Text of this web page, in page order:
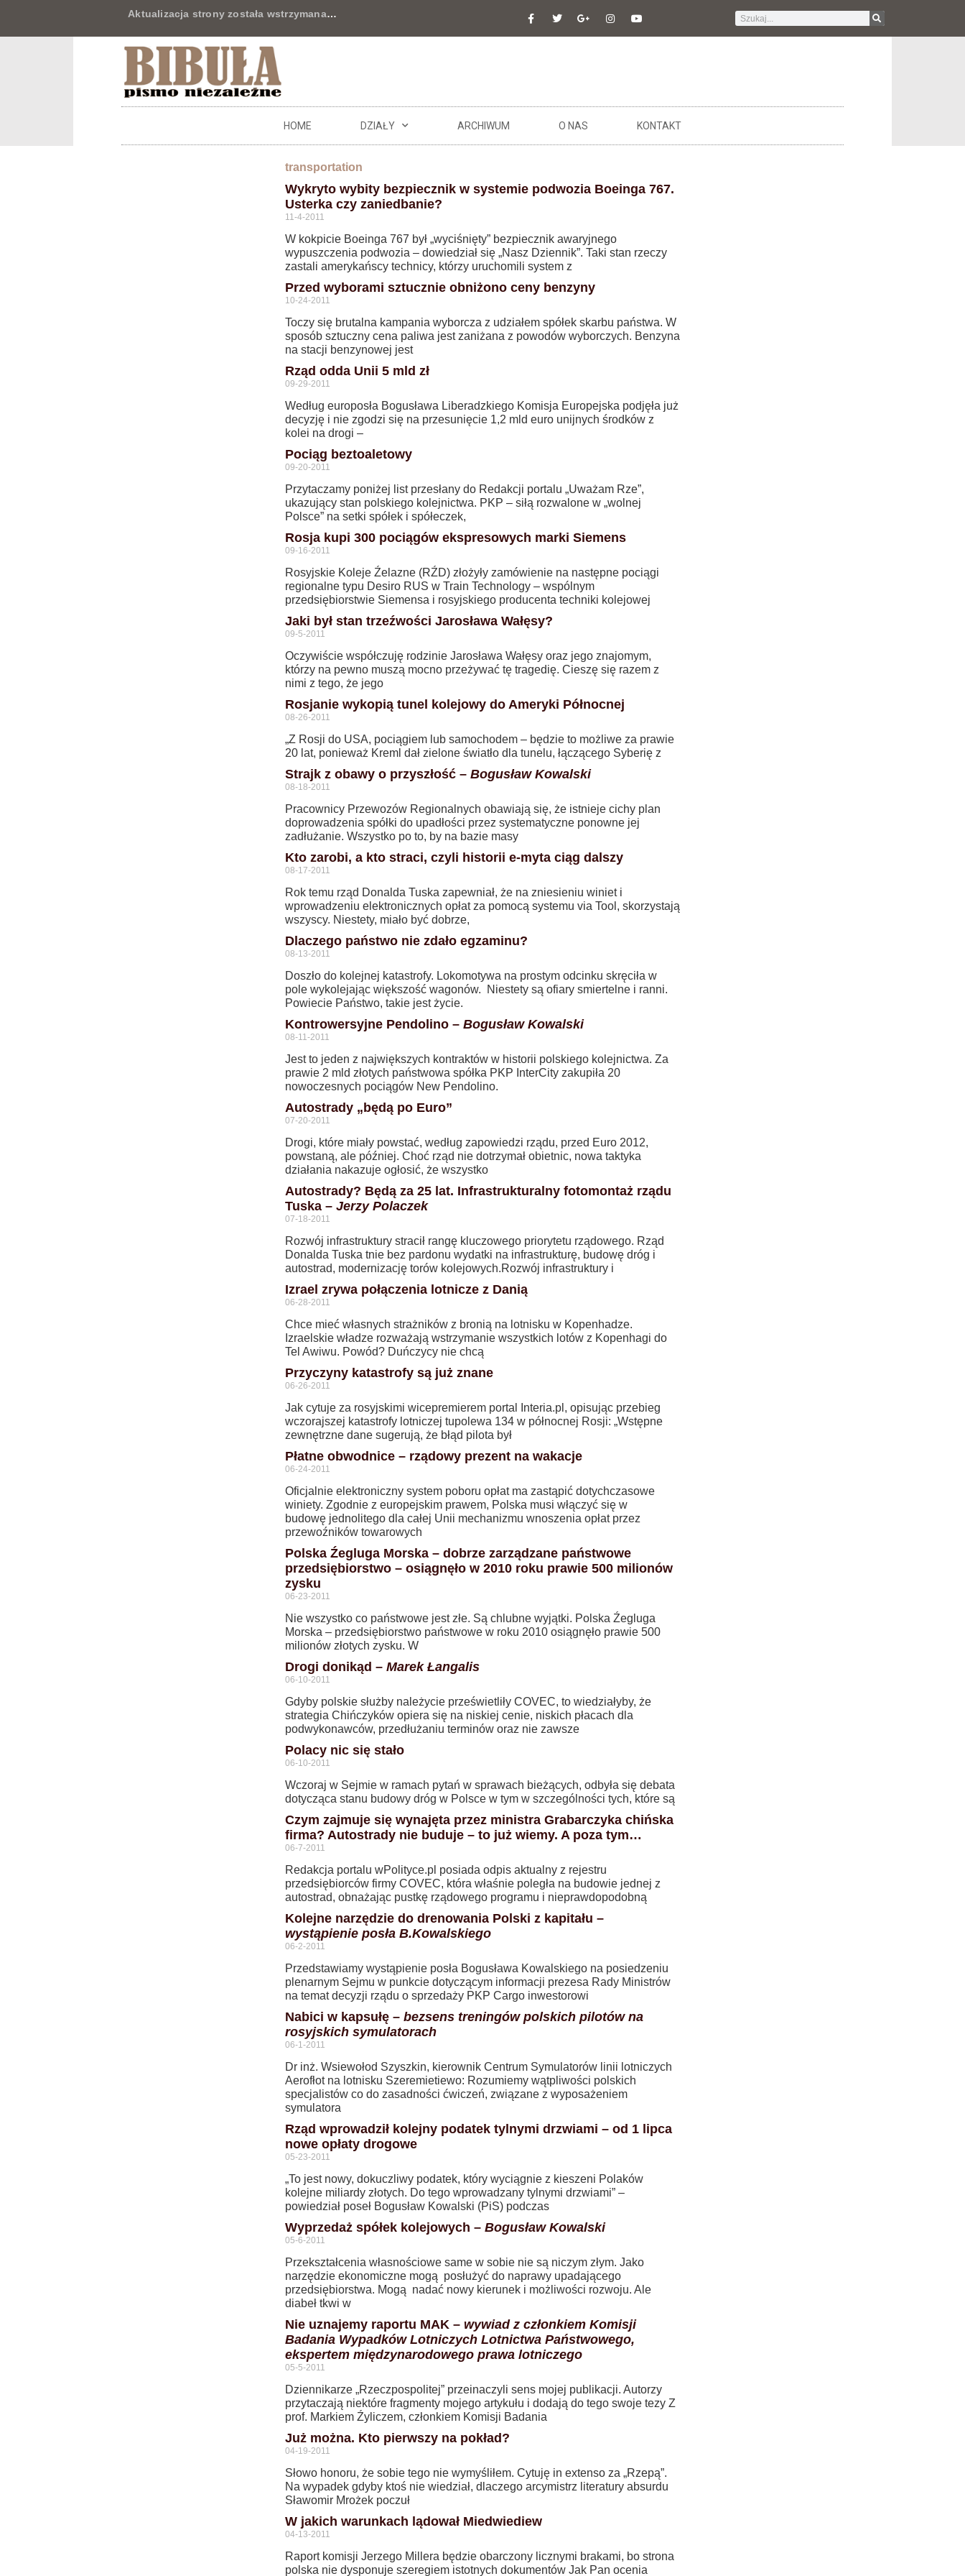
Aktualizacja strony została wstrzymana…
HOME DZIAŁY ARCHIWUM O NAS KONTAKT
transportation
Wykryto wybity bezpiecznik w systemie podwozia Boeinga 767.
Usterka czy zaniedbanie?
11-4-2011
W kokpicie Boeinga 767 był „wyciśnięty” bezpiecznik awaryjnego
wypuszczenia podwozia – dowiedział się „Nasz Dziennik”. Taki stan rzeczy
zastali amerykańscy technicy, którzy uruchomili system z
Przed wyborami sztucznie obniżono ceny benzyny
10-24-2011
Toczy się brutalna kampania wyborcza z udziałem spółek skarbu państwa. W
sposób sztuczny cena paliwa jest zaniżana z powodów wyborczych. Benzyna
na stacji benzynowej jest
Rząd odda Unii 5 mld zł
09-29-2011
Według europosła Bogusława Liberadzkiego Komisja Europejska podjęła już
decyzję i nie zgodzi się na przesunięcie 1,2 mld euro unijnych środków z
kolei na drogi –
Pociąg beztoaletowy
09-20-2011
Przytaczamy poniżej list przesłany do Redakcji portalu „Uważam Rze”,
ukazujący stan polskiego kolejnictwa. PKP – siłą rozwalone w „wolnej
Polsce” na setki spółek i spółeczek,
Rosja kupi 300 pociągów ekspresowych marki Siemens
09-16-2011
Rosyjskie Koleje Źelazne (RŹD) złożyły zamówienie na następne pociągi
regionalne typu Desiro RUS w Train Technology – wspólnym
przedsiębiorstwie Siemensa i rosyjskiego producenta techniki kolejowej
Jaki był stan trzeźwości Jarosława Wałęsy?
09-5-2011
Oczywiście współczuję rodzinie Jarosława Wałęsy oraz jego znajomym,
którzy na pewno muszą mocno przeżywać tę tragedię. Cieszę się razem z
nimi z tego, że jego
Rosjanie wykopią tunel kolejowy do Ameryki Północnej
08-26-2011
„Z Rosji do USA, pociągiem lub samochodem – będzie to możliwe za prawie
20 lat, ponieważ Kreml dał zielone światło dla tunelu, łączącego Syberię z
Strajk z obawy o przyszłość – Bogusław Kowalski
08-18-2011
Pracownicy Przewozów Regionalnych obawiają się, że istnieje cichy plan
doprowadzenia spółki do upadłości przez systematyczne ponowne jej
zadłużanie. Wszystko po to, by na bazie masy
Kto zarobi, a kto straci, czyli historii e-myta ciąg dalszy
08-17-2011
Rok temu rząd Donalda Tuska zapewniał, że na zniesieniu winiet i
wprowadzeniu elektronicznych opłat za pomocą systemu via Tool, skorzystają
wszyscy. Niestety, miało być dobrze,
Dlaczego państwo nie zdało egzaminu?
08-13-2011
Doszło do kolejnej katastrofy. Lokomotywa na prostym odcinku skręciła w
pole wykolejając większość wagonów. Niestety są ofiary smiertelne i ranni.
Powiecie Państwo, takie jest życie.
Kontrowersyjne Pendolino – Bogusław Kowalski
08-11-2011
Jest to jeden z największych kontraktów w historii polskiego kolejnictwa. Za
prawie 2 mld złotych państwowa spółka PKP InterCity zakupiła 20
nowoczesnych pociągów New Pendolino.
Autostrady „będą po Euro”
07-20-2011
Drogi, które miały powstać, według zapowiedzi rządu, przed Euro 2012,
powstaną, ale później. Choć rząd nie dotrzymał obietnic, nowa taktyka
działania nakazuje ogłosić, że wszystko
Autostrady? Będą za 25 lat. Infrastrukturalny fotomontaż rządu
Tuska – Jerzy Polaczek
07-18-2011
Rozwój infrastruktury stracił rangę kluczowego priorytetu rządowego. Rząd
Donalda Tuska tnie bez pardonu wydatki na infrastrukturę, budowę dróg i
autostrad, modernizację torów kolejowych.Rozwój infrastruktury i
Izrael zrywa połączenia lotnicze z Danią
06-28-2011
Chce mieć własnych strażników z bronią na lotnisku w Kopenhadze.
Izraelskie władze rozważają wstrzymanie wszystkich lotów z Kopenhagi do
Tel Awiwu. Powód? Duńczycy nie chcą
Przyczyny katastrofy są już znane
06-26-2011
Jak cytuje za rosyjskimi wicepremierem portal Interia.pl, opisując przebieg
wczorajszej katastrofy lotniczej tupolewa 134 w północnej Rosji: „Wstępne
zewnętrzne dane sugerują, że błąd pilota był
Płatne obwodnice – rządowy prezent na wakacje
06-24-2011
Oficjalnie elektroniczny system poboru opłat ma zastąpić dotychczasowe
winiety. Zgodnie z europejskim prawem, Polska musi włączyć się w
budowę jednolitego dla całej Unii mechanizmu wnoszenia opłat przez
przewoźników towarowych
Polska Źegluga Morska – dobrze zarządzane państwowe
przedsiębiorstwo – osiągnęło w 2010 roku prawie 500 milionów
zysku
06-23-2011
Nie wszystko co państwowe jest złe. Są chlubne wyjątki. Polska Źegluga
Morska – przedsiębiorstwo państwowe w roku 2010 osiągnęło prawie 500
milionów złotych zysku. W
Drogi donikąd – Marek Łangalis
06-10-2011
Gdyby polskie służby należycie prześwietliły COVEC, to wiedziałyby, że
strategia Chińczyków opiera się na niskiej cenie, niskich płacach dla
podwykonawców, przedłużaniu terminów oraz nie zawsze
Polacy nic się stało
06-10-2011
Wczoraj w Sejmie w ramach pytań w sprawach bieżących, odbyła się debata
dotycząca stanu budowy dróg w Polsce w tym w szczególności tych, które są
Czym zajmuje się wynajęta przez ministra Grabarczyka chińska
firma? Autostrady nie buduje – to już wiemy. A poza tym…
06-7-2011
Redakcja portalu wPolityce.pl posiada odpis aktualny z rejestru
przedsiębiorców firmy COVEC, która właśnie poległa na budowie jednej z
autostrad, obnażając pustkę rządowego programu i nieprawdopodobną
Kolejne narzędzie do drenowania Polski z kapitału –
wystąpienie posła B.Kowalskiego
06-2-2011
Przedstawiamy wystąpienie posła Bogusława Kowalskiego na posiedzeniu
plenarnym Sejmu w punkcie dotyczącym informacji prezesa Rady Ministrów
na temat decyzji rządu o sprzedaży PKP Cargo inwestorowi
Nabici w kapsułę – bezsens treningów polskich pilotów na
rosyjskich symulatorach
06-1-2011
Dr inż. Wsiewołod Szyszkin, kierownik Centrum Symulatorów linii lotniczych
Aerofłot na lotnisku Szeremietiewo: Rozumiemy wątpliwości polskich
specjalistów co do zasadności ćwiczeń, związane z wyposażeniem
symulatora
Rząd wprowadził kolejny podatek tylnymi drzwiami – od 1 lipca
nowe opłaty drogowe
05-23-2011
„To jest nowy, dokuczliwy podatek, który wyciągnie z kieszeni Polaków
kolejne miliardy złotych. Do tego wprowadzany tylnymi drzwiami” –
powiedział poseł Bogusław Kowalski (PiS) podczas
Wyprzedaż spółek kolejowych – Bogusław Kowalski
05-6-2011
Przekształcenia własnościowe same w sobie nie są niczym złym. Jako
narzędzie ekonomiczne mogą posłużyć do naprawy upadającego
przedsiębiorstwa. Mogą nadać nowy kierunek i możliwości rozwoju. Ale
diabeł tkwi w
Nie uznajemy raportu MAK – wywiad z członkiem Komisji
Badania Wypadków Lotniczych Lotnictwa Państwowego,
ekspertem międzynarodowego prawa lotniczego
05-5-2011
Dziennikarze „Rzeczpospolitej” przeinaczyli sens mojej publikacji. Autorzy
przytaczają niektóre fragmenty mojego artykułu i dodają do tego swoje tezy Z
prof. Markiem Źyliczem, członkiem Komisji Badania
Już można. Kto pierwszy na pokład?
04-19-2011
Słowo honoru, że sobie tego nie wymyśliłem. Cytuję in extenso za „Rzepą”.
Na wypadek gdyby ktoś nie wiedział, dlaczego arcymistrz literatury absurdu
Sławomir Mrożek poczuł
W jakich warunkach lądował Miedwiediew
04-13-2011
Raport komisji Jerzego Millera będzie obarczony licznymi brakami, bo strona
polska nie dysponuje szeregiem istotnych dokumentów Jak Pan ocenia